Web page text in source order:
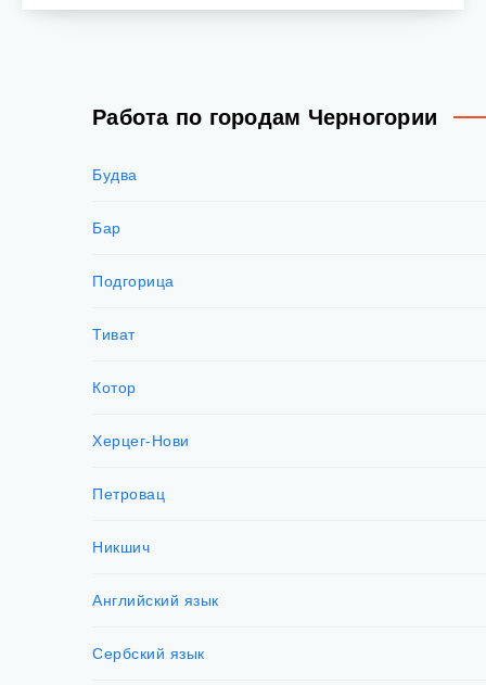
Работа по городам Черногории
Будва
Бар
Подгорица
Тиват
Котор
Херцег-Нови
Петровац
Никшич
Английский язык
Сербский язык